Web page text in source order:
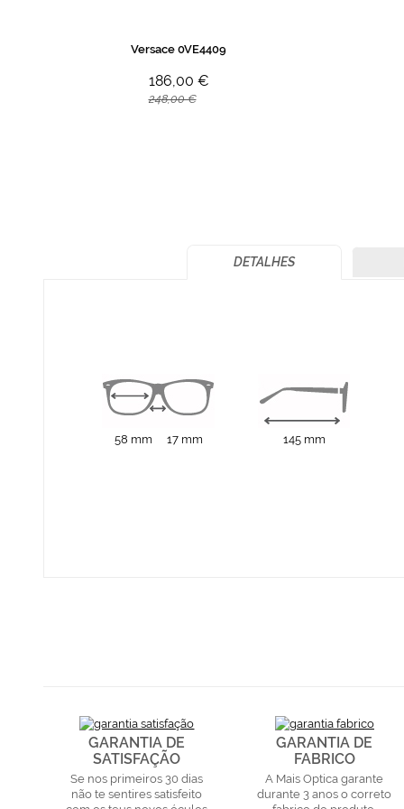
Versace 0VE4409
186,00 €
248,00 €
DETALHES
58 mm 17 mm 145 mm
GARANTIA DE
SATISFAÇÃO
Se nos primeiros 30 dias
não te sentires satisfeito
GARANTIA DE
FABRICO
A Mais Optica garante
durante 3 anos o correto